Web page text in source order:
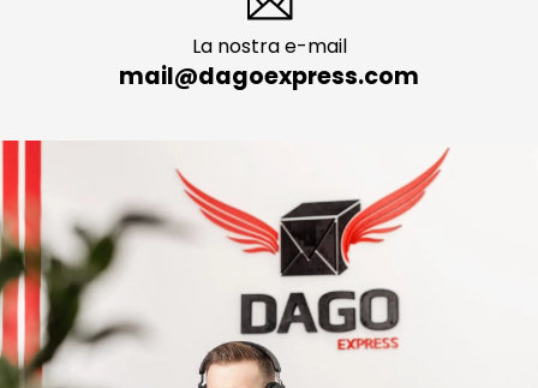
La nostra e-mail
mail@dagoexpress.com